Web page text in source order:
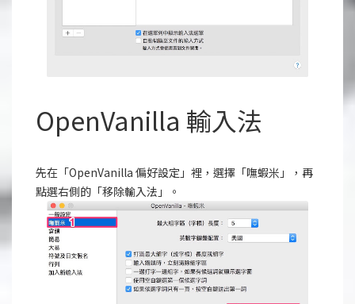
OpenVanilla 輸入法
先在「OpenVanilla 偏好設定」裡，選擇「嘸蝦米」，再
點選右側的「移除輸入法」。